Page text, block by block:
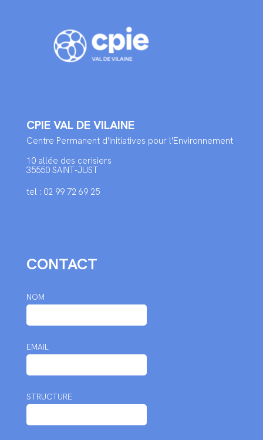
CPIE VAL DE VILAINE
Centre Permanent d'Initiatives pour l'Environnement
10 allée des cerisiers
35550 SAINT-JUST
tel : 02 99 72 69 25
CONTACT
NOM
EMAIL
STRUCTURE